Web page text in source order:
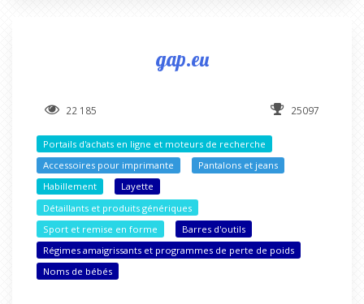
gap.eu
22 185 25097
Portails d'achats en ligne et moteurs de recherche
Accessoires pour imprimante
Pantalons et jeans
Habillement
Layette
Détaillants et produits génériques
Sport et remise en forme
Barres d'outils
Régimes amaigrissants et programmes de perte de poids
Noms de bébés